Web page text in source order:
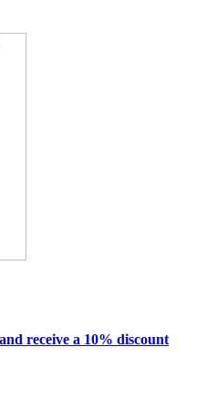
receive a 10% discount